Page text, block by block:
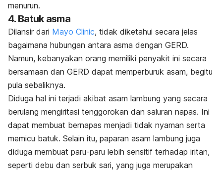
menurun.
4. Batuk asma
Dilansir dari Mayo Clinic, tidak diketahui secara jelas
bagaimana hubungan antara asma dengan GERD.
Namun, kebanyakan orang memiliki penyakit ini secara
bersamaan dan GERD dapat memperburuk asam, begitu
pula sebaliknya.
Diduga hal ini terjadi akibat asam lambung yang secara
berulang mengiritasi tenggorokan dan saluran napas. Ini
dapat membuat bernapas menjadi tidak nyaman serta
memicu batuk. Selain itu, paparan asam lambung juga
diduga membuat paru-paru lebih sensitif terhadap iritan,
seperti debu dan serbuk sari, yang juga merupakan